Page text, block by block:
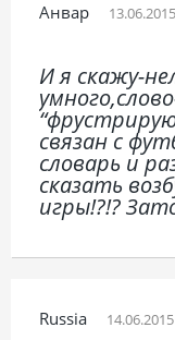
Анвар
И я скажу-
связан с
словарь и
сказать
игры!?!?
Russia